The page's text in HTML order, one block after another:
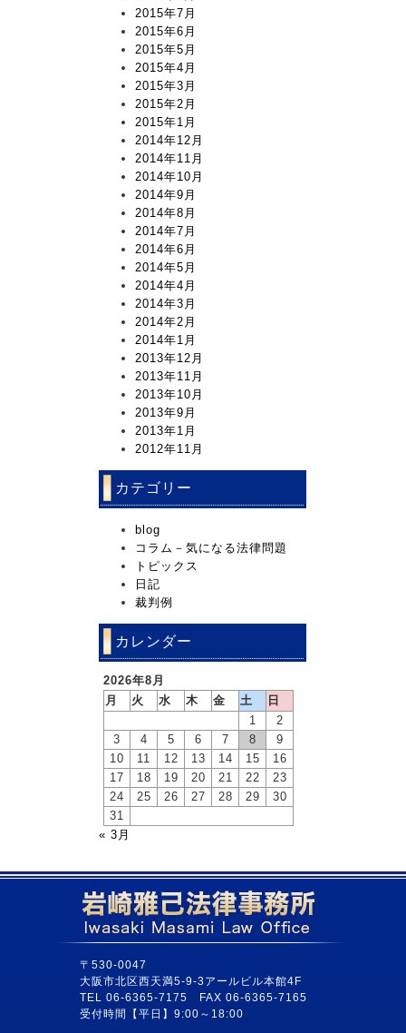
2015年7月
2015年6月
2015年5月
2015年4月
2015年3月
2015年2月
2015年1月
2014年12月
2014年11月
2014年10月
2014年9月
2014年8月
2014年7月
2014年6月
2014年5月
2014年4月
2014年3月
2014年2月
2014年1月
2013年12月
2013年11月
2013年10月
2013年9月
2013年1月
2012年11月
カテゴリー
blog
コラム－気になる法律問題
トピックス
日記
裁判例
カレンダー
2026年8月
月
火 水 木 金 土
日
1
2
3
4 5 6 7 8
9
10
11 12 13 14 15
16
17
18 19 20 21 22
23
24
25 26 27 28 29
30
31
« 3月
〒530-0047
大阪市北区西天満5-9-3アールビル本館4F
TEL 06-6365-7175 FAX 06-6365-7165
受付時間【平日】9:00～18:00